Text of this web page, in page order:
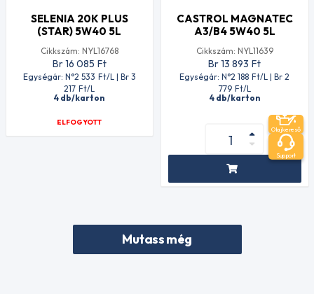
SELENIA 20K PLUS
(STAR) 5W40 5L
Cikkszám: NYL16768
Br 16 085 Ft
Egységár: N°2 533 Ft/L | Br 3
217 Ft/L
4 db/karton
ELFOGYOTT
CASTROL MAGNATEC
A3/B4 5W40 5L
Cikkszám: NYL11639
Br 13 893 Ft
Egységár: N°2 188 Ft/L | Br 2
779 Ft/L
4 db/karton
Mutass még
Olajkereső
Support